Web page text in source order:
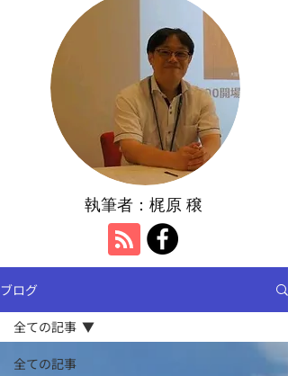
執筆者：​梶原 穣
ブログ
全ての記事
全ての記事